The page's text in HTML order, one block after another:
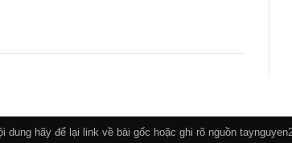
hãy để lại link về bài gốc hoặc ghi rõ nguồn